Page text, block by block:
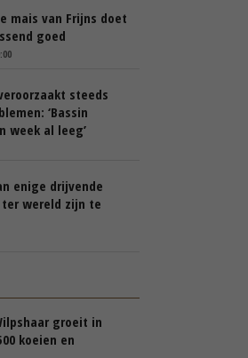
mais van Frijns doet
goed
steeds
‘Bassin
week al leeg’
enige drijvende
wereld zijn te
groeit in
koeien en